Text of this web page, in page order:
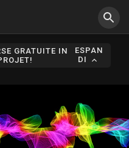
GRATUITE IN
ESPAN
DI